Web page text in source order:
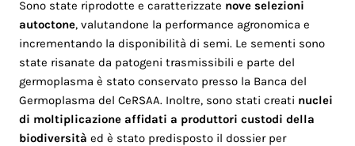
Sono state riprodotte e caratterizzate nove selezioni
autoctone, valutandone la performance agronomica e
incrementando la disponibilità di semi. Le sementi sono
state risanate da patogeni trasmissibili e parte del
germoplasma è stato conservato presso la Banca del
Germoplasma del CeRSAA. Inoltre, sono stati creati nuclei
di moltiplicazione affidati a produttori custodi della
biodiversità ed è stato predisposto il dossier per